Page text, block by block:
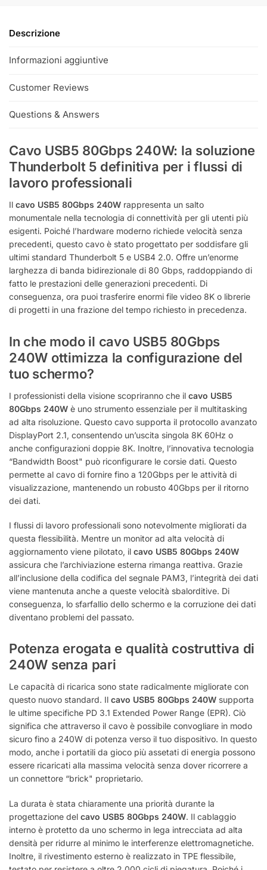
e
Descrizione
Informazioni aggiuntive
Customer Reviews
Questions & Answers
Cavo USB5 80Gbps 240W: la soluzione
Thunderbolt 5 definitiva per i flussi di
lavoro professionali
Il cavo USB5 80Gbps 240W rappresenta un salto
monumentale nella tecnologia di connettività per gli utenti più
esigenti. Poiché l’hardware moderno richiede velocità senza
precedenti, questo cavo è stato progettato per soddisfare gli
ultimi standard Thunderbolt 5 e USB4 2.0. Offre un’enorme
larghezza di banda bidirezionale di 80 Gbps, raddoppiando di
fatto le prestazioni delle generazioni precedenti. Di
conseguenza, ora puoi trasferire enormi file video 8K o librerie
di progetti in una frazione del tempo richiesto in precedenza.
In che modo il cavo USB5 80Gbps
240W ottimizza la configurazione del
tuo schermo?
I professionisti della visione scopriranno che il cavo USB5
80Gbps 240W è uno strumento essenziale per il multitasking
ad alta risoluzione. Questo cavo supporta il protocollo avanzato
DisplayPort 2.1, consentendo un’uscita singola 8K 60Hz o
anche configurazioni doppie 8K. Inoltre, l’innovativa tecnologia
“Bandwidth Boost" può riconfigurare le corsie dati. Questo
permette al cavo di fornire fino a 120Gbps per le attività di
visualizzazione, mantenendo un robusto 40Gbps per il ritorno
dei dati.
I flussi di lavoro professionali sono notevolmente migliorati da
questa flessibilità. Mentre un monitor ad alta velocità di
aggiornamento viene pilotato, il cavo USB5 80Gbps 240W
assicura che l’archiviazione esterna rimanga reattiva. Grazie
all’inclusione della codifica del segnale PAM3, l’integrità dei dati
viene mantenuta anche a queste velocità sbalorditive. Di
conseguenza, lo sfarfallio dello schermo e la corruzione dei dati
diventano problemi del passato.
Potenza erogata e qualità costruttiva di
240W senza pari
Le capacità di ricarica sono state radicalmente migliorate con
questo nuovo standard. Il cavo USB5 80Gbps 240W supporta
le ultime specifiche PD 3.1 Extended Power Range (EPR). Ciò
significa che attraverso il cavo è possibile convogliare in modo
sicuro fino a 240W di potenza verso il tuo dispositivo. In questo
modo, anche i portatili da gioco più assetati di energia possono
essere ricaricati alla massima velocità senza dover ricorrere a
un connettore “brick" proprietario.
La durata è stata chiaramente una priorità durante la
progettazione del cavo USB5 80Gbps 240W. Il cablaggio
interno è protetto da uno schermo in lega intrecciata ad alta
densità per ridurre al minimo le interferenze elettromagnetiche.
Inoltre, il rivestimento esterno è realizzato in TPE flessibile,